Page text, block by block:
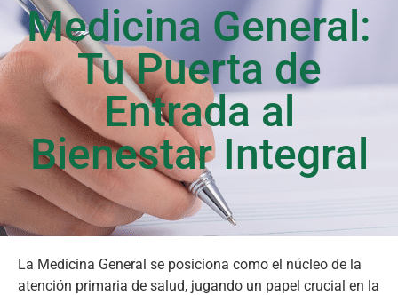
Medicina General:
Tu Puerta de
Entrada al
Bienestar Integral
La Medicina General se posiciona como el núcleo de la
atención primaria de salud, jugando un papel crucial en la